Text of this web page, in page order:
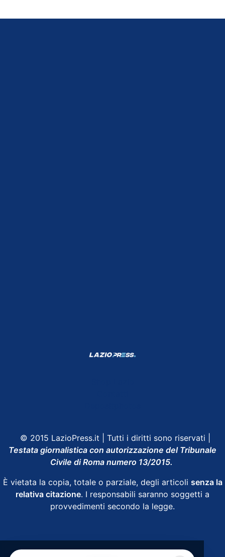
© 2015 LazioPress.it | Tutti i diritti sono riservati |
Testata giornalistica con autorizzazione del Tribunale
Civile di Roma numero 13/2015.
È vietata la copia, totale o parziale, degli articoli senza la
relativa citazione. I responsabili saranno soggetti a
provvedimenti secondo la legge.